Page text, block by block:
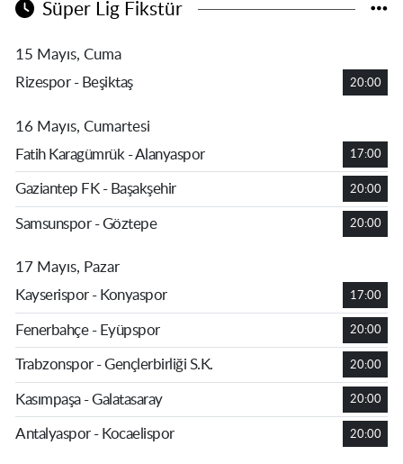
Süper Lig Fikstür
15 Mayıs, Cuma
Rizespor - Beşiktaş
20:00
16 Mayıs, Cumartesi
Fatih Karagümrük - Alanyaspor
17:00
Gaziantep FK - Başakşehir 20:00
Samsunspor - Göztepe 20:00
17 Mayıs, Pazar
Kayserispor - Konyaspor
17:00
Fenerbahçe - Eyüpspor 20:00
Trabzonspor - Gençlerbirliği S.K. 20:00
Kasımpaşa - Galatasaray 20:00
Antalyaspor - Kocaelispor 20:00